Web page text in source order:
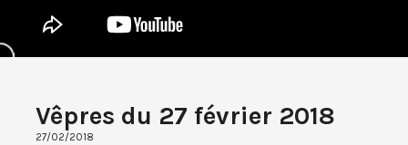
Vêpres du 27 février 2018
27/02/2018